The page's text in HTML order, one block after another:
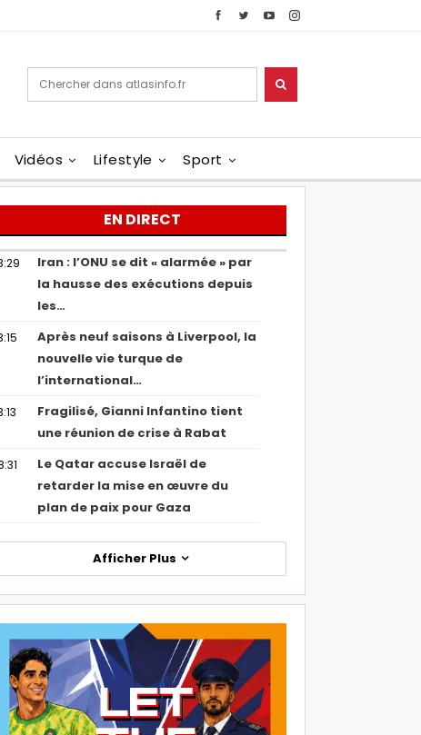
Vidéos Lifestyle Sport
EN DIRECT
Iran : l’ONU se dit « alarmée » par
la hausse des exécutions depuis
les…
Après neuf saisons à Liverpool, la
nouvelle vie turque de
l’international…
Fragilisé, Gianni Infantino tient
une réunion de crise à Rabat
Le Qatar accuse Israël de
retarder la mise en œuvre du
plan de paix pour Gaza
Afficher Plus